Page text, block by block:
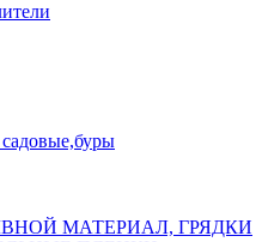
МАТЕРИАЛ, ГРЯДКИ